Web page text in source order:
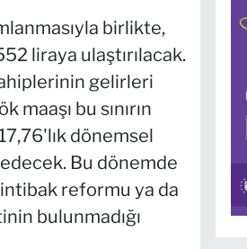
birlikte,
liraya ulaştırılacak.
gelirleri
bu sınırın
dönemsel
Bu dönemde
reformu ya da
bulunmadığı